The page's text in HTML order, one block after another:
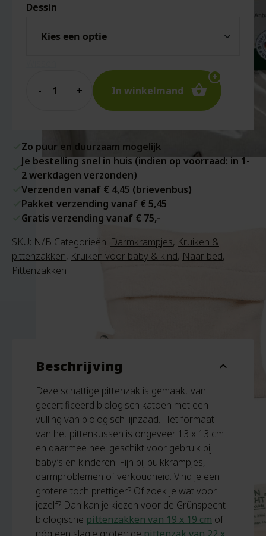
Dessin
In winkelmand
Zo puur en duurzaam mogelijk
Je bestelling snel in huis (indien op voorraad: in 1-
2 werkdagen verzonden)
Verzenden vanaf € 4,45 (brievenbus)
Pakket verzending vanaf € 5,45
Gratis verzending vanaf € 75,-
SKU: N/B Categorieën: Darmkrampjes, Kruiken &
pittenzakken, Kruiken voor baby & kind, Naar bed,
Pittenzakken
Beschrijving expand_more
Deze schattige pittenzak is gemaakt van
gecertificeerd biologisch katoen met een
vulling van biologisch lijnzaad. Het formaat
van het pittenkussen is ongeveer 13 x 13 cm
en daarmee heel geschikt voor gebruik bij
baby’s en kinderen. Fijn bij buikkrampjes,
darmproblemen of verkoudheid. Vind je een
grotere toch prettiger? Of zoek je wat voor
jezelf? Dan kan je kiezen voor de Grünspecht
biologische pittenzakken van 19 x 19 cm of